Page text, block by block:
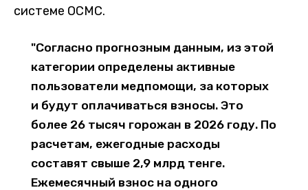
системе ОСМС.
"Согласно прогнозным данным, из этой
категории определены активные
пользователи медпомощи, за которых
и будут оплачиваться взносы. Это
более 26 тысяч горожан в 2026 году. По
расчетам, ежегодные расходы
составят свыше 2,9 млрд тенге.
Ежемесячный взнос на одного